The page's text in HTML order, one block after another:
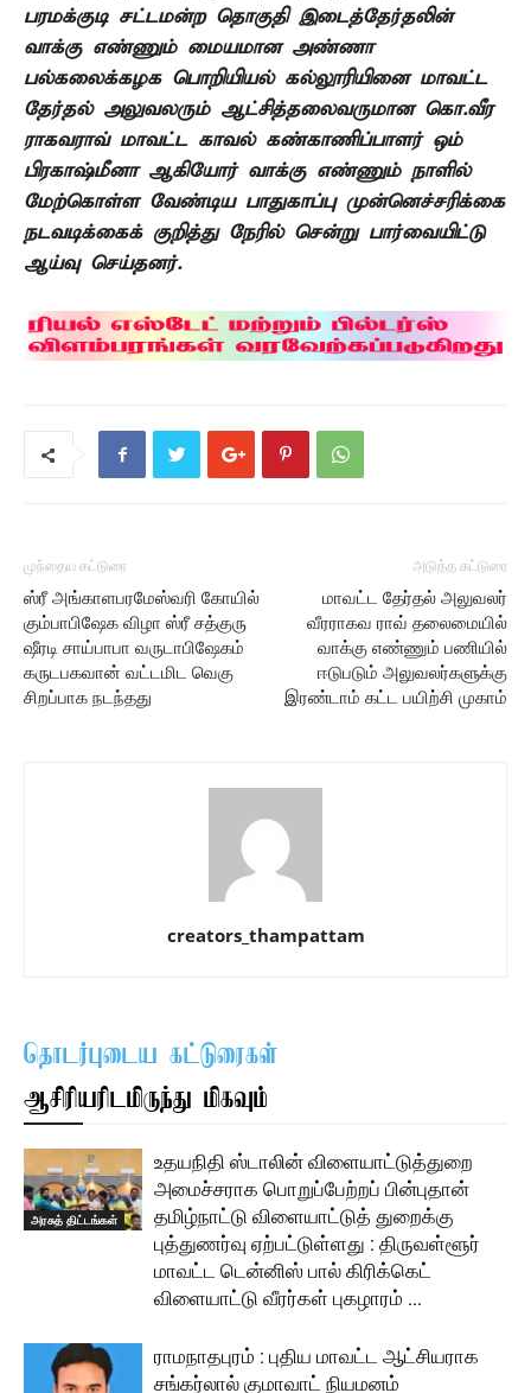
பரமக்குடி சட்டமன்ற தொகுதி இடைத்தேர்தலின்
வாக்கு எண்ணும் மையமான அண்ணா
பல்கலைக்கழக பொறியியல் கல்லூரியினை மாவட்ட
தேர்தல் அலுவலரும் ஆட்சித்தலைவருமான கொ.வீர
ராகவராவ் மாவட்ட காவல் கண்காணிப்பாளர் ஒம்
பிரகாஷ்மீனா ஆகியோர் வாக்கு எண்ணும் நாளில்
மேற்கொள்ள வேண்டிய பாதுகாப்பு முன்னெச்சரிக்கை
நடவடிக்கைக் குறித்து நேரில் சென்று பார்வையிட்டு
ஆய்வு செய்தனர்.
முந்தைய கட்டுரை
ஸ்ரீ அங்காளபரமேஸ்வரி கோயில்
கும்பாபிஷேக விழா ஸ்ரீ சத்குரு
ஷீரடி சாய்பாபா வருடாபிஷேகம்
கருடபகவான் வட்டமிட வெகு
சிறப்பாக நடந்தது
அடுத்த கட்டுரை
மாவட்ட தேர்தல் அலுவலர்
வீரராகவ ராவ் தலைமையில்
வாக்கு எண்ணும் பணியில்
ஈடுபடும் அலுவலர்களுக்கு
இரண்டாம் கட்ட பயிற்சி முகாம்
creators_thampattam
தொடர்புடைய கட்டுரைகள்
ஆசிரியரிடமிருந்து மிகவும்
அரசுத் திட்டங்கள்
உதயநிதி ஸ்டாலின் விளையாட்டுத்துறை
அமைச்சராக பொறுப்பேற்றப் பின்புதான்
தமிழ்நாட்டு விளையாட்டுத் துறைக்கு
புத்துணர்வு ஏற்பட்டுள்ளது : திருவள்ளூர்
மாவட்ட டென்னிஸ் பால் கிரிக்கெட்
விளையாட்டு வீரர்கள் புகழாரம் …
ராமநாதபுரம் : புதிய மாவட்ட ஆட்சியராக
சங்கர்லால் குமாவாட் நியமனம்